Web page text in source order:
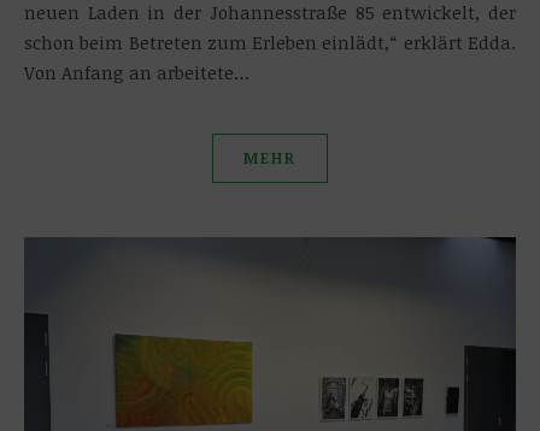
neuen Laden in der Johannesstraße 85 entwickelt, der
schon beim Betreten zum Erleben einlädt,“ erklärt Edda.
Von Anfang an arbeitete…
MEHR